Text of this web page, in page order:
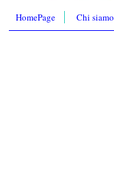
HomePage Chi siamo